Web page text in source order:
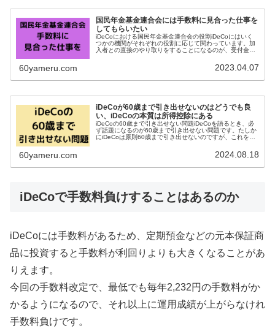
国民年金基金連合会には手数料に見合った仕事を
してもらいたい
iDeCoにおける国民年金基金連合会の役割iDeCoにはいく
つかの機関がそれぞれの役割に応じて関わっています。加
入者との直接のやり取りをすることになるのが、受付金融
60yameru.com 2023.04.07
iDeCoが60歳まで引き出せないのはどうでも良
い、iDeCoの本質は所得控除にある
iDeCoの60歳まで引き出せない問題iDeCoを語るとき、必
ず話題になるのが60歳まで引き出せない問題です。たしか
にiDeCoは原則60歳まで引き出せないのですが、これをメ
60yameru.com 2024.08.18
iDeCoで手数料負けすることはあるのか
iDeCoには手数料があるため、定期預金などの元本保証商
品に投資すると手数料が利回りよりも大きくなることがあ
りえます。
今回の手数料改定で、最低でも毎年2,232円の手数料がか
かるようになるので、それ以上に運用成績が上がらなけれ
手数料負けです。